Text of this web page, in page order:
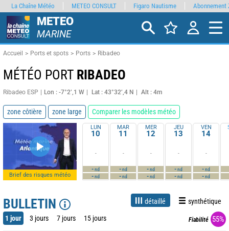
METEO
MARINE
Accueil Ports et spots Ports Ribadeo
MÉTÉO PORT RIBADEO
Ribadeo ESP Lon : -7°2’,1 W Lat : 43°32’,4 N Alt : 4m
zone côtière zone large Comparer les modèles météo
Brief des risques météo
LUN
10
-
-nd
-nd
MAR
11
-
-nd
-nd
MER
12
-
-nd
-nd
JEU
13
-
-nd
-nd
VEN
14
-
-nd
-nd
BULLETIN détaillé synthétique
1 jour 3 jours 7 jours 15 jours Fiabilité 55%
La Chaîne Météo METEO CONSULT Figaro Nautisme Abonnement